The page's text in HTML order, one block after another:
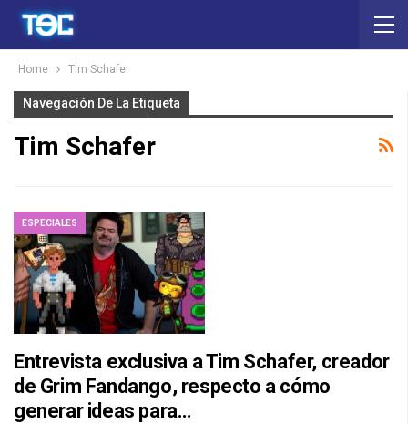
Home Tim Schafer
Navegación De La Etiqueta
Tim Schafer
ESPECIALES
Entrevista exclusiva a Tim Schafer, creador
de Grim Fandango, respecto a cómo
generar ideas para…